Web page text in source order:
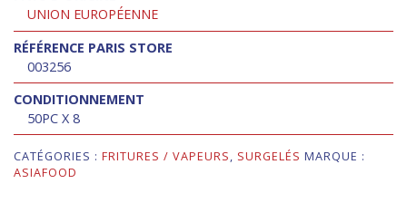
UNION EUROPÉENNE
RÉFÉRENCE PARIS STORE
003256
CONDITIONNEMENT
50PC X 8
CATÉGORIES : FRITURES / VAPEURS, SURGELÉS MARQUE :
ASIAFOOD